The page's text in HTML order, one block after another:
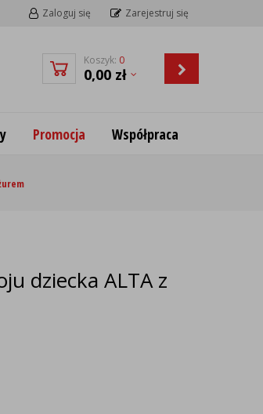
Zaloguj się Zarejestruj się
Koszyk: 0
0,00 zł
Promocja Współpraca
dziecka ALTA z